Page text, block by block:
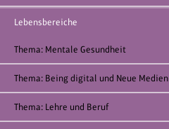
Lebensbereiche
Thema: Mentale Gesundheit
Thema: Being digital und Neue Medien
Thema: Lehre und Beruf